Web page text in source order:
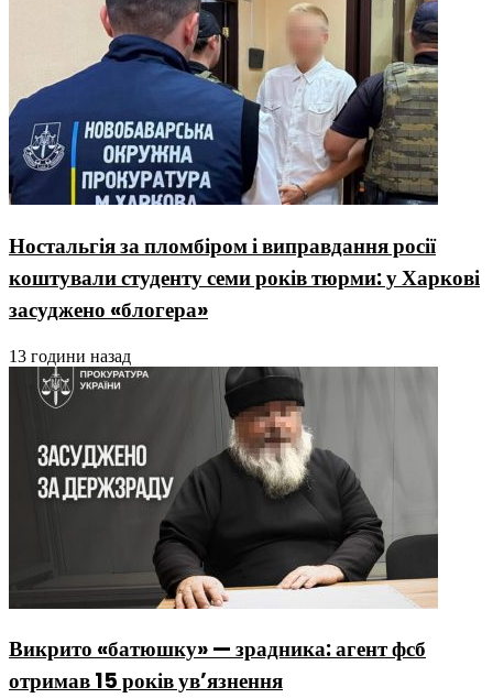
Ностальгія за пломбіром і виправдання росії
коштували студенту семи років тюрми: у Харкові
засуджено «блогера»
13 години назад
Викрито «батюшку» — зрадника: агент фсб
отримав 15 років ув’язнення